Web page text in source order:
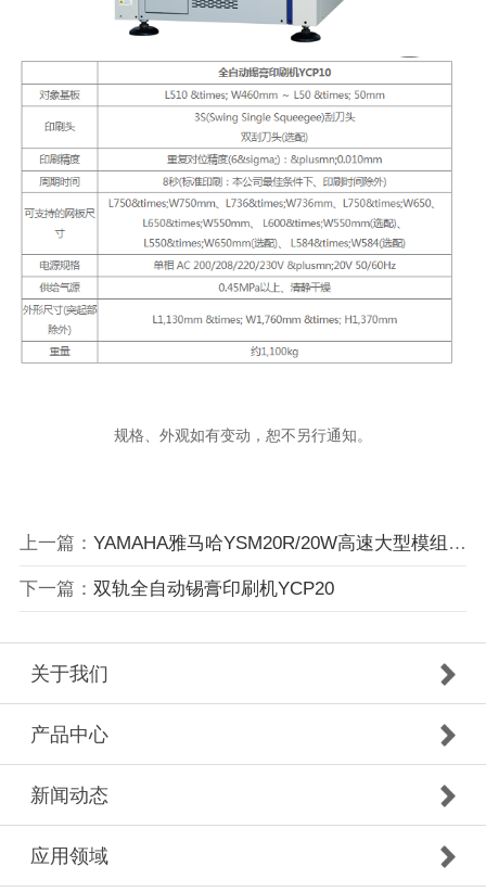
规格、外观如有变动，恕不另行通知。
上一篇： YAMAHA雅马哈YSM20R/20W高速大型模组贴片机
下一篇： 双轨全自动锡膏印刷机YCP20
关于我们
产品中心
新闻动态
应用领域